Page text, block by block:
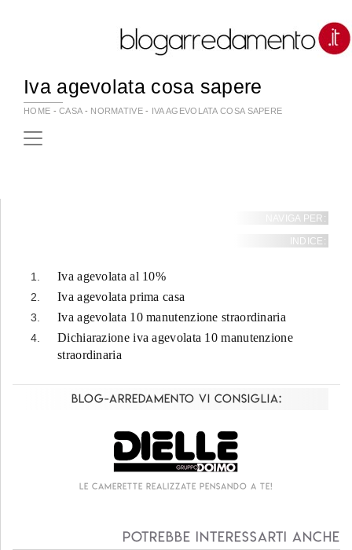
Iva agevolata cosa sapere
HOME -CASA- NORMATIVE - IVA AGEVOLATA COSA SAPERE
NAVIGA PER:
INDICE:
Iva agevolata al 10%
Iva agevolata prima casa
Iva agevolata 10 manutenzione straordinaria
Dichiarazione iva agevolata 10 manutenzione
straordinaria
Blog-Arredamento vi consiglia:
Le camerette realizzate pensando a te!
Potrebbe interessarti anche